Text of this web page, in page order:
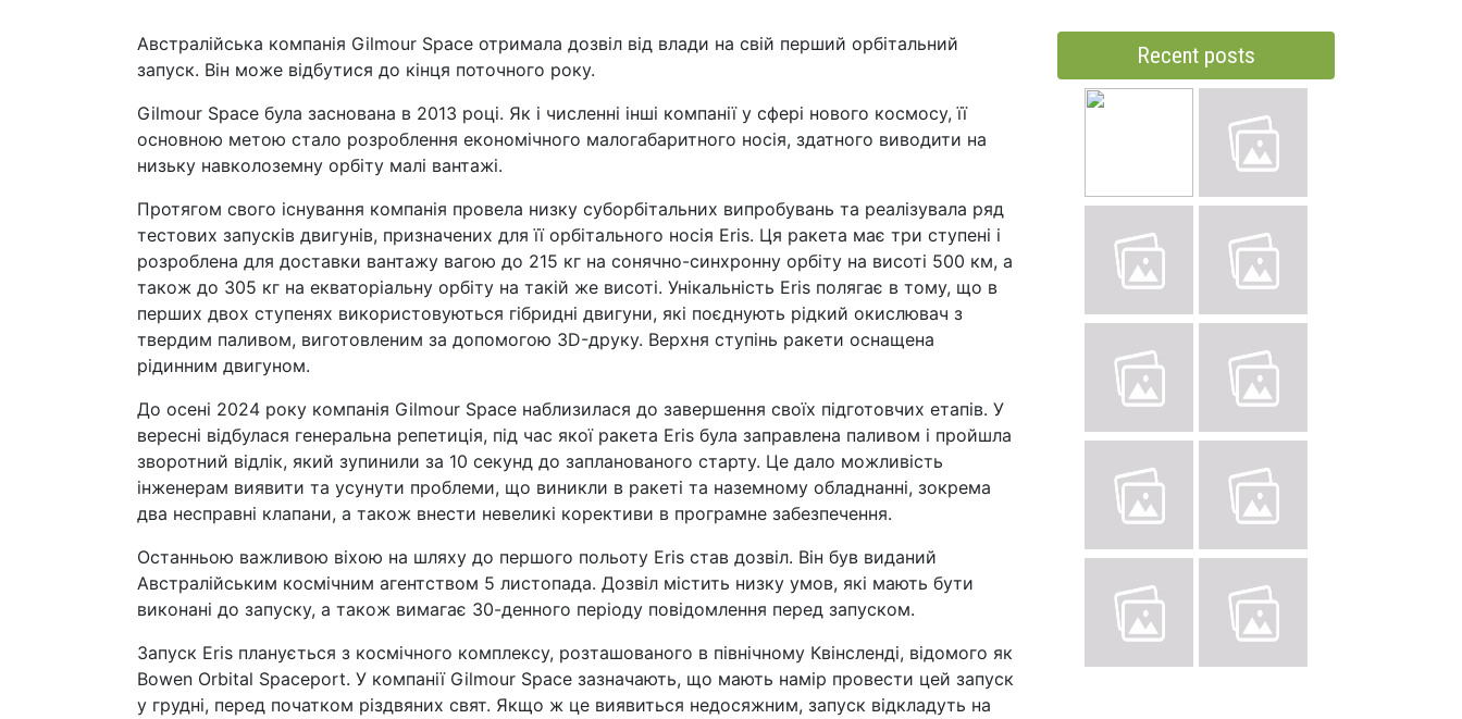
Австралійська компанія Gilmour Space отримала дозвіл від влади на свій перший орбітальний
запуск. Він може відбутися до кінця поточного року.
Gilmour Space була заснована в 2013 році. Як і численні інші компанії у сфері нового космосу, її
основною метою стало розроблення економічного малогабаритного носія, здатного виводити на
низьку навколоземну орбіту малі вантажі.
Протягом свого існування компанія провела низку суборбітальних випробувань та реалізувала ряд
тестових запусків двигунів, призначених для її орбітального носія Eris. Ця ракета має три ступені і
розроблена для доставки вантажу вагою до 215 кг на сонячно-синхронну орбіту на висоті 500 км, а
також до 305 кг на екваторіальну орбіту на такій же висоті. Унікальність Eris полягає в тому, що в
перших двох ступенях використовуються гібридні двигуни, які поєднують рідкий окислювач з
твердим паливом, виготовленим за допомогою 3D-друку. Верхня ступінь ракети оснащена
рідинним двигуном.
До осені 2024 року компанія Gilmour Space наблизилася до завершення своїх підготовчих етапів. У
вересні відбулася генеральна репетиція, під час якої ракета Eris була заправлена паливом і пройшла
зворотний відлік, який зупинили за 10 секунд до запланованого старту. Це дало можливість
інженерам виявити та усунути проблеми, що виникли в ракеті та наземному обладнанні, зокрема
два несправні клапани, а також внести невеликі корективи в програмне забезпечення.
Останньою важливою віхою на шляху до першого польоту Eris став дозвіл. Він був виданий
Австралійським космічним агентством 5 листопада. Дозвіл містить низку умов, які мають бути
виконані до запуску, а також вимагає 30-денного періоду повідомлення перед запуском.
Запуск Eris планується з космічного комплексу, розташованого в північному Квінсленді, відомого як
Bowen Orbital Spaceport. У компанії Gilmour Space зазначають, що мають намір провести цей запуск
у грудні, перед початком різдвяних свят. Якщо ж це виявиться недосяжним, запуск відкладуть на
Recent posts